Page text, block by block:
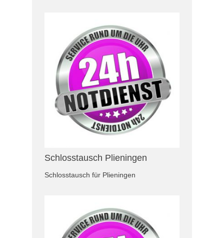
Schlosstausch Plieningen
Schlosstausch für Plieningen